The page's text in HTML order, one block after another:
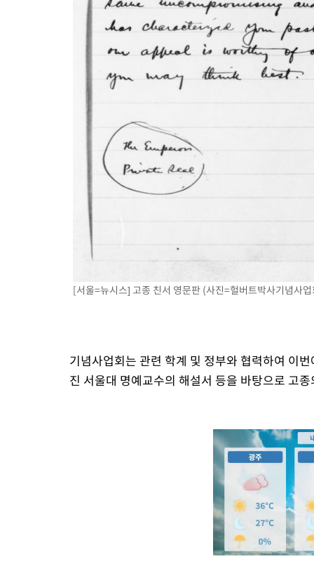
[서울=뉴시스] 고종 친서 영문판 (사진=헐버트박사기념사
기념사업회는 관련 학계 및 정부와 협력하여 이
진 서울대 명예교수의 해설서 등을 바탕으로 고